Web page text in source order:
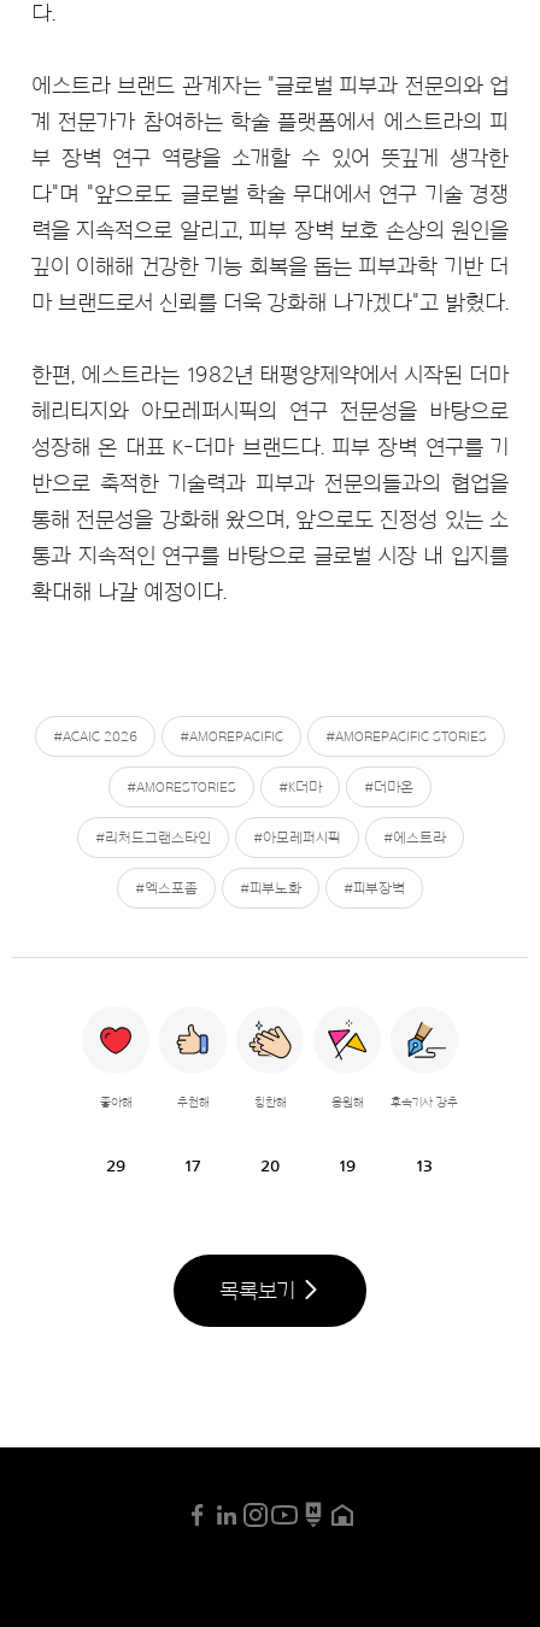
다.
에스트라 브랜드 관계자는 "글로벌 피부과 전문의와 업
계 전문가가 참여하는 학술 플랫폼에서 에스트라의 피
부 장벽 연구 역량을 소개할 수 있어 뜻깊게 생각한
다"며 "앞으로도 글로벌 학술 무대에서 연구 기술 경쟁
력을 지속적으로 알리고, 피부 장벽 보호 손상의 원인을
깊이 이해해 건강한 기능 회복을 돕는 피부과학 기반 더
마 브랜드로서 신뢰를 더욱 강화해 나가겠다"고 밝혔다.
한편, 에스트라는 1982년 태평양제약에서 시작된 더마
헤리티지와 아모레퍼시픽의 연구 전문성을 바탕으로
성장해 온 대표 K-더마 브랜드다. 피부 장벽 연구를 기
반으로 축적한 기술력과 피부과 전문의들과의 협업을
통해 전문성을 강화해 왔으며, 앞으로도 진정성 있는 소
통과 지속적인 연구를 바탕으로 글로벌 시장 내 입지를
확대해 나갈 예정이다.
#ACAIC 2026 #AMOREPACIFIC #AMOREPACIFIC STORIES
#AMORESTORIES #K더마 #더마온
#리처드그랜스타인 #아모레퍼시픽 #에스트라
#엑스포좀 #피부노화 #피부장벽
좋아해
29
추천해
17
칭찬해
20
응원해
19
후속기사 강추
13
목록보기